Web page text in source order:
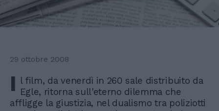
29 ottobre 2008
I l film, da venerdì in 260 sale distribuito da
Egle, ritorna sull'eterno dilemma che
affligge la giustizia, nel dualismo tra poliziotti